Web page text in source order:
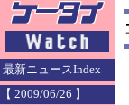
最新ニュースIndex
【 2009/06/26 】